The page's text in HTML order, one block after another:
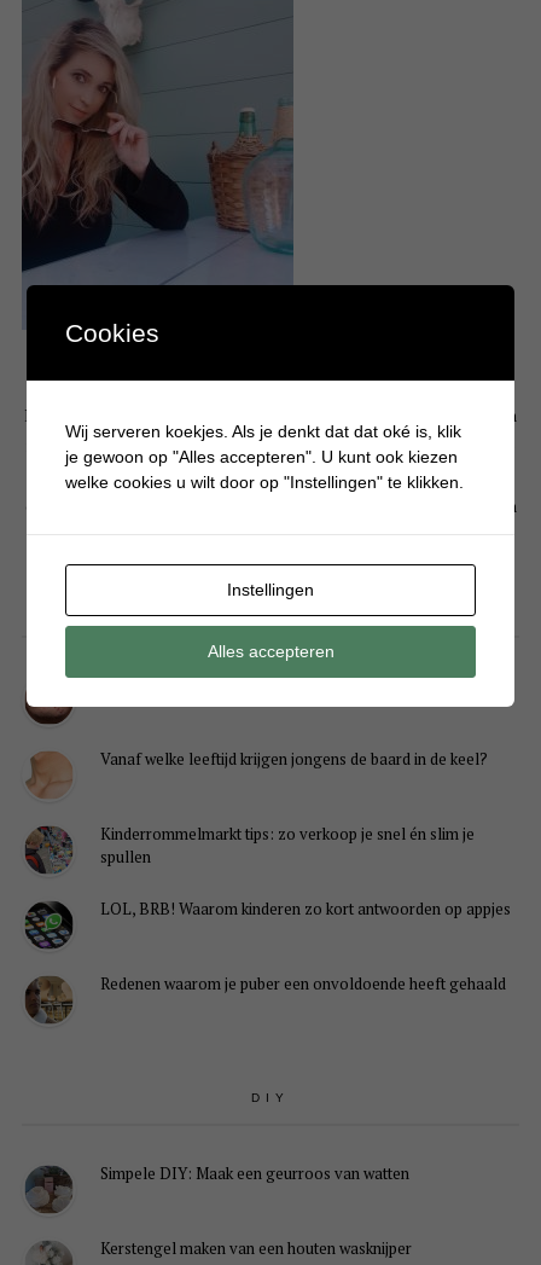
Hallo! Leuk dat je een kijkje komt nemen op mijn persoonlijke blog. Mijn
naam is Krystle en ben moeder van 3 drukke en eigenwijze jongens. Op
Batboy deel ik bijna dagelijks artikelen over gezellige dagjes uit, tips
over jongensspeelgoed, knutselen, eten, alles wat typisch jongens is en
hoe het is om een jongensmoeder te zijn. Liefs Krystle
Wat helpt nou écht tegen jeugdpuistjes?
Vanaf welke leeftijd krijgen jongens de baard in de keel?
Kinderrommelmarkt tips: zo verkoop je snel én slim je
spullen
LOL, BRB! Waarom kinderen zo kort antwoorden op appjes
Redenen waarom je puber een onvoldoende heeft gehaald
DIY
Simpele DIY: Maak een geurroos van watten
Kerstengel maken van een houten wasknijper
Cookies
Wij serveren koekjes. Als je denkt dat dat oké is, klik
je gewoon op "Alles accepteren". U kunt ook kiezen
welke cookies u wilt door op "Instellingen" te klikken.
Instellingen
Alles accepteren